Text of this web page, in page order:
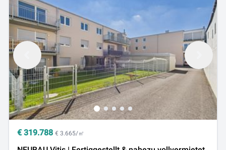
€ 319.788 € 3.665/㎡